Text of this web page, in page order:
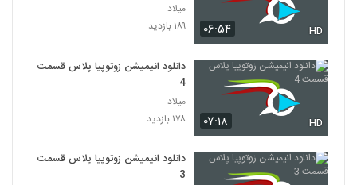
۰۶:۵۴ HD
میلاد
۱۸۹ بازدید
۰۷:۱۸ HD
دانلود انیمیشن زوتوپیا پلاس قسمت
4
میلاد
۱۷۸ بازدید
دانلود انیمیشن زوتوپیا پلاس قسمت
3